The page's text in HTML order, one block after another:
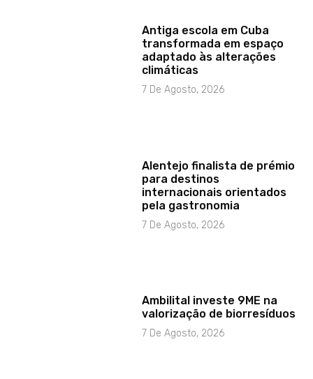
Antiga escola em Cuba
transformada em espaço
adaptado às alterações
climáticas
7 De Agosto, 2026
Alentejo finalista de prémio
para destinos
internacionais orientados
pela gastronomia
7 De Agosto, 2026
Ambilital investe 9ME na
valorização de biorresíduos
7 De Agosto, 2026